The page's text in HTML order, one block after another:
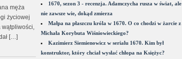
męża
życiowej
wątpliwości,
[…]
1670, sezon 3 - recenzja. Adamczycha rusza w świat, ale
nie zawsze wie, dokąd zmierza
Małpa na płaszczu króla w 1670. O co chodzi w żarcie z
Michała Korybuta Wiśniowieckiego?
Kazimierz Siemienowicz w serialu 1670. Kim był
konstruktor, który chciał wysłać chłopa na Księżyc?